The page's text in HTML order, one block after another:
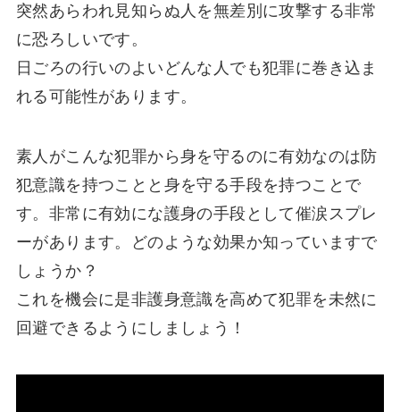
突然あらわれ見知らぬ人を無差別に攻撃する非常
に恐ろしいです。
日ごろの行いのよいどんな人でも犯罪に巻き込ま
れる可能性があります。
素人がこんな犯罪から身を守るのに有効なのは防
犯意識を持つことと身を守る手段を持つことで
す。非常に有効にな護身の手段として催涙スプレ
ーがあります。どのような効果か知っていますで
しょうか？
これを機会に是非護身意識を高めて犯罪を未然に
回避できるようにしましょう！